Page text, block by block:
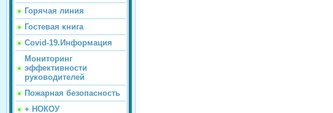
Горячая линия
Гостевая книга
Covid-19.Информация
Мониторинг
эффективности
руководителей
Пожарная безопасность
+ НОКОУ